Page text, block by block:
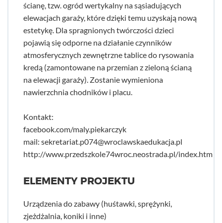
ścianę, tzw. ogród wertykalny na sąsiadujących
elewacjach garaży, które dzięki temu uzyskają nową
estetykę. Dla spragnionych twórczości dzieci
pojawią się odporne na działanie czynników
atmosferycznych zewnętrzne tablice do rysowania
kredą (zamontowane na przemian z zieloną ścianą
na elewacji garaży). Zostanie wymieniona
nawierzchnia chodników i placu.
Kontakt:
facebook.com/maly.piekarczyk
mail: sekretariat.p074@wroclawskaedukacja.pl
http://www.przedszkole74wroc.neostrada.pl/index.htm
ELEMENTY PROJEKTU
Urządzenia do zabawy (huśtawki, sprężynki,
zjeżdżalnia, koniki i inne)